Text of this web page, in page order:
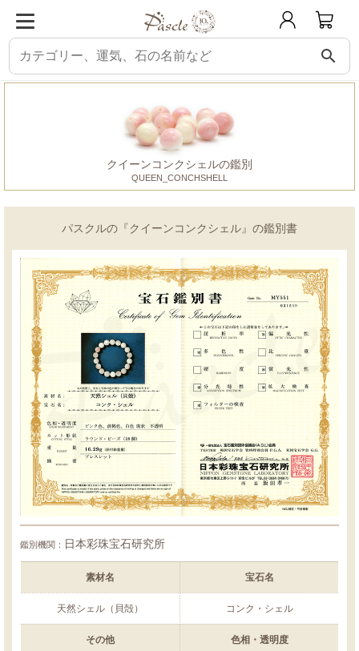
search
パスクル 鑑別書 クイーンコンクシェル
クイーンコンクシェルの鑑別
QUEEN_CONCHSHELL
パスクルの『クイーンコンクシェル』の鑑別書
鑑別機関： 日本彩珠宝石研究所
素材名 宝石名
天然シェル（貝殻） コンク・シェル
その他 色相・透明度